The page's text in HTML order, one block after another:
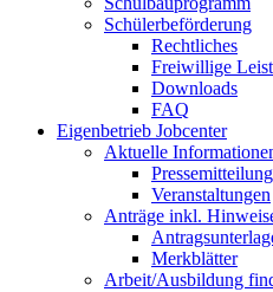
Schülerbeförderung
Rechtliches
Freiwillige
Downloads
FAQ
Eigenbetrieb Jobcenter
Aktuelle
Veranstaltungen
Anträge inkl.
Merkblätter
Arbeit/Ausbildung